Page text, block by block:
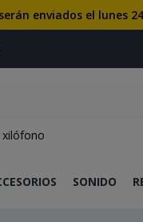
enviados el lunes
xilófono
SONIDO